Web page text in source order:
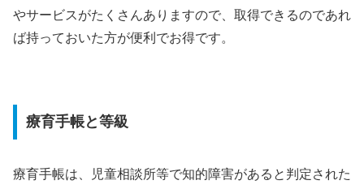
やサービスがたくさんありますので、取得できるのであれ
ば持っておいた方が便利でお得です。
療育手帳と等級
療育手帳は、児童相談所等で知的障害があると判定された